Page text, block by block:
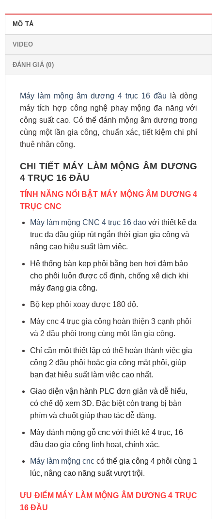
MÔ TẢ
VIDEO
ĐÁNH GIÁ (0)
Máy làm mộng âm dương 4 trục 16 đầu là dòng
máy tích hợp công nghệ phay mộng đa năng với
công suất cao. Có thể đánh mộng âm dương trong
cùng một lần gia công, chuẩn xác, tiết kiệm chi phí
thuê nhân công.
CHI TIẾT MÁY LÀM MỘNG ÂM DƯƠNG
4 TRỤC 16 ĐẦU
TÍNH NĂNG NỔI BẬT MÁY MỘNG ÂM DƯƠNG 4
TRỤC CNC
Máy làm mộng CNC 4 trục 16 daovới thiết kế đa
trục đa đầu giúp rút ngắn thời gian gia công và
nâng cao hiệu suất làm việc.
Hệ thống bàn kẹp phôi bằng ben hơi đảm bảo
cho phôi luôn được cố định, chống xê dịch khi
máy đang gia công.
Bộ kẹp phôi xoay được 180 độ.
Máy cnc 4 trục gia công hoàn thiện 3 cạnh phôi
và 2 đầu phôi trong cùng một lần gia công.
Chỉ cần một thiết lập có thể hoàn thành việc gia
công 2 đầu phôi hoặc gia công mặt phôi, giúp
bạn đạt hiệu suất làm việc cao nhất.
Giao diện vận hành PLC đơn giản và dễ hiểu,
có chế độ xem 3D. Đặc biệt còn trang bị bàn
phím và chuốt giúp thao tác dễ dàng.
Máy đánh mộng gỗ cnc với thiết kế 4 trục, 16
đầu dao gia công linh hoạt, chính xác.
Máy làm mộng cnccó thể gia công 4 phôi cùng 1
lúc, nâng cao năng suất vượt trội.
ƯU ĐIỂM MÁY LÀM MỘNG ÂM DƯƠNG 4 TRỤC
16 ĐẦU